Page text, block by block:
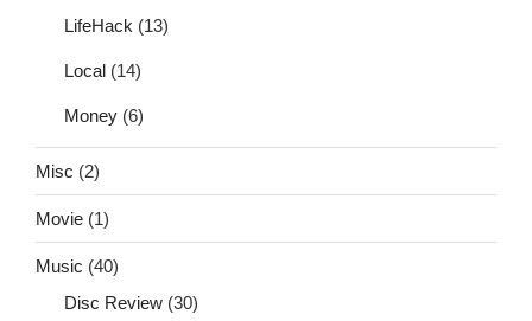
LifeHack (13)
Local (14)
Money (6)
Misc (2)
Movie (1)
Music (40)
Disc Review (30)